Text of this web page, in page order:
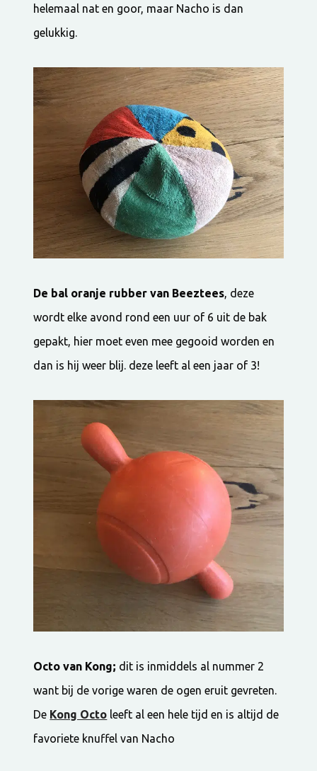
helemaal nat en goor, maar Nacho is dan
gelukkig.
De bal oranje rubber van Beeztees, deze
wordt elke avond rond een uur of 6 uit de bak
gepakt, hier moet even mee gegooid worden en
dan is hij weer blij. deze leeft al een jaar of 3!
Octo van Kong; dit is inmiddels al nummer 2
want bij de vorige waren de ogen eruit gevreten.
De Kong Octo leeft al een hele tijd en is altijd de
favoriete knuffel van Nacho